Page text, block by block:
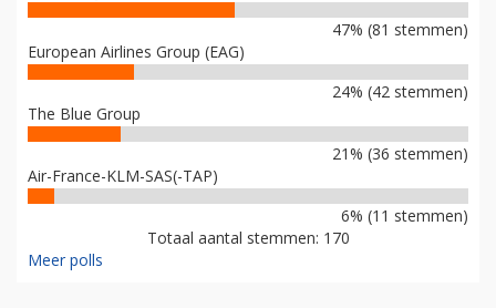
47% (81 stemmen)
European Airlines Group (EAG)
24% (42 stemmen)
The Blue Group
21% (36 stemmen)
Air-France-KLM-SAS(-TAP)
6% (11 stemmen)
Totaal aantal stemmen: 170
Meer polls